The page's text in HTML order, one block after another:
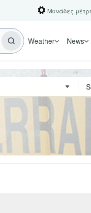
Μονάδες
Weather News